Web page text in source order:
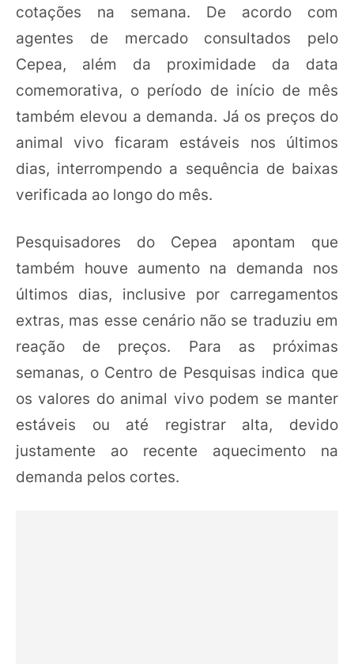
cotações na semana. De acordo com
agentes de mercado consultados pelo
Cepea, além da proximidade da data
comemorativa, o período de início de mês
também elevou a demanda. Já os preços do
animal vivo ficaram estáveis nos últimos
dias, interrompendo a sequência de baixas
verificada ao longo do mês.
Pesquisadores do Cepea apontam que
também houve aumento na demanda nos
últimos dias, inclusive por carregamentos
extras, mas esse cenário não se traduziu em
reação de preços. Para as próximas
semanas, o Centro de Pesquisas indica que
os valores do animal vivo podem se manter
estáveis ou até registrar alta, devido
justamente ao recente aquecimento na
demanda pelos cortes.